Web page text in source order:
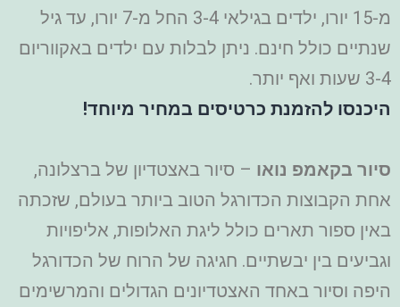
מ-15 יורו, ילדים בגילאי 3-4 החל מ-7 יורו, עד גיל
שנתיים כולל חינם. ניתן לבלות עם ילדים באקווריום
3-4 שעות ואף יותר.
היכנסו להזמנת כרטיסים במחיר מיוחד!
סיור בקאמפ נואו – סיור באצטדיון של ברצלונה,
אחת הקבוצות הכדורגל הטוב ביותר בעולם, שזכתה
באין ספור תארים כולל ליגת האלופות, אליפויות
וגביעים בין יבשתיים. חגיגה של הרוח של הכדורגל
היפה וסיור באחד האצטדיונים הגדולים והמרשימים